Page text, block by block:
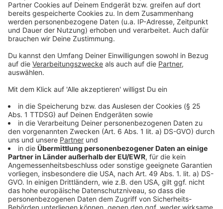
Leverkusener Kinos ziehen positive Bilanz für das Jahr
2026
Leverkusen: Altkleidercontainer in Lützenkirchen
bleiben
Kraniche über Leverkusen: NABU und BUND bitten um
Hinweise
Anzeige